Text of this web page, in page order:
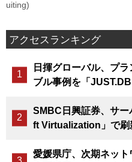
uiting)
アクセスランキング
日揮グローバル、プ
ブル事例を「
SMBC日興証券、サ
ft Virtualization」で刷
愛媛県庁、次期ネッ